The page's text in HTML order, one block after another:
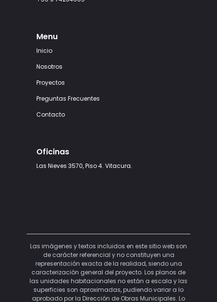
Menu
Inicio
Nosotros
Proyectos
Preguntas Frecuentes
Contacto
Oficinas
Las Nieves 3570, Piso 4. Vitacura.
Las imágenes y textos incluidos en este sitio web son
de carácter referencial y no constituyen una
representación exacta de la realidad, siendo una
caracterización general del proyecto. Los planos de
las unidades habitacionales no están a escala y las
superficies son aproximadas, pudiendo variar a lo
aprobado por la Dirección de Obras Municipales. Lo